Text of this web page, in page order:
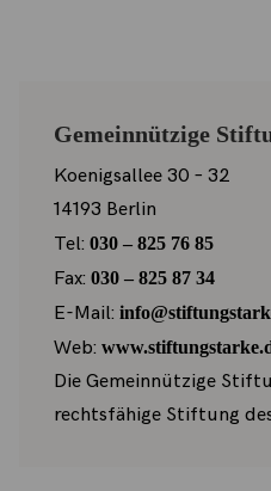
Gemeinnützige
Koenigsallee 30 – 32
14193 Berlin
Tel:030 – 825 76 85
Fax:030 – 825 87 34
E-Mail:
Web:
Die Gemeinnützige
rechtsfähige Stiftung